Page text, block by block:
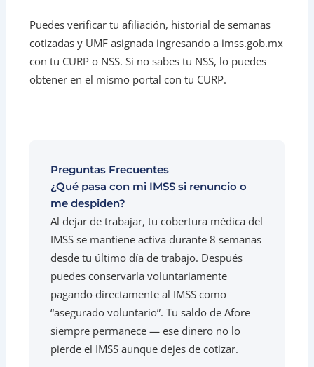
Puedes verificar tu afiliación, historial de semanas
cotizadas y UMF asignada ingresando a imss.gob.mx
con tu CURP o NSS. Si no sabes tu NSS, lo puedes
obtener en el mismo portal con tu CURP.
Preguntas Frecuentes
¿Qué pasa con mi IMSS si renuncio o
me despiden?
Al dejar de trabajar, tu cobertura médica del
IMSS se mantiene activa durante 8 semanas
desde tu último día de trabajo. Después
puedes conservarla voluntariamente
pagando directamente al IMSS como
“asegurado voluntario”. Tu saldo de Afore
siempre permanece — ese dinero no lo
pierde el IMSS aunque dejes de cotizar.